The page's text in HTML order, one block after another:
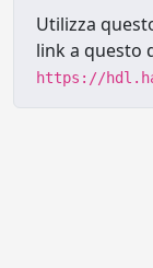
Utilizza
link a questo
https://